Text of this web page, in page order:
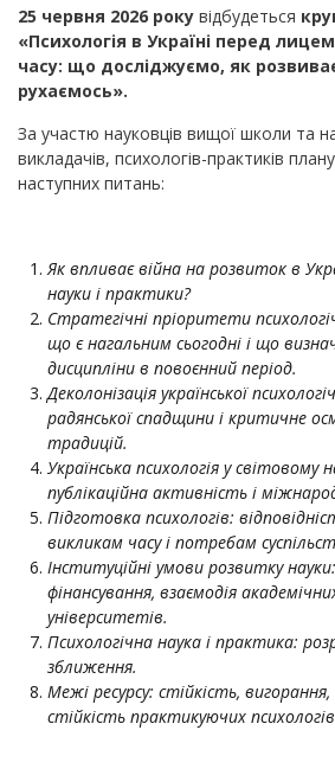
25 червня 2026 року відбудеться
«Психологія в Україні перед
часу: що досліджуємо, як
рухаємось».
За участю науковців вищої школи та
викладачів, психологів-практиків
наступних питань:
Як впливає війна на розвиток в
науки і практики?
Стратегічні пріоритети
що є нагальним сьогодні і що
дисципліни в повоєнний період.
Деколонізація української
радянської спадщини і критичне
традицій.
Українська психологія у світовому
публікаційна активність і
Підготовка психологів:
викликам часу і потребам
Інституційні умови розвитку
фінансування, взаємодія
університетів.
Психологічна наука і практика:
зближення.
Межі ресурсу: стійкість,
стійкість практикуючих